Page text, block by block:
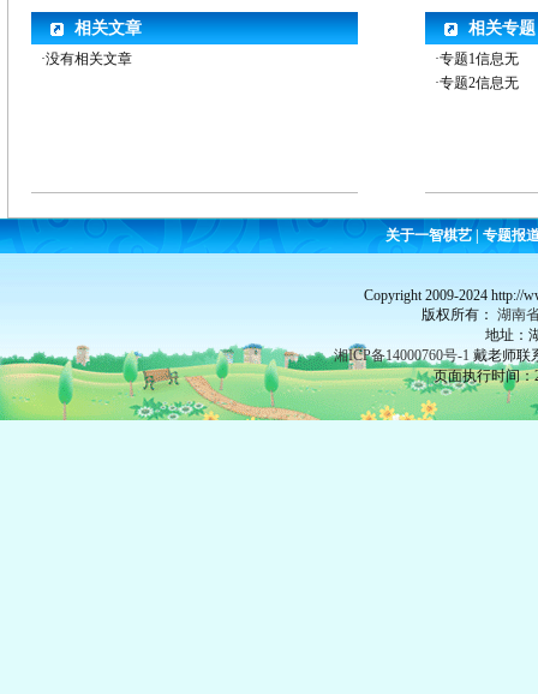
相关文章
·没有相关文章
相关专题
·专题1信息无
·专题2信息无
关于一智棋艺 专题报
Copyright 2009-2024 http://
版权所有： 湖南
地址：
湘ICP备14000760号-1 戴老师联
页面执行时间